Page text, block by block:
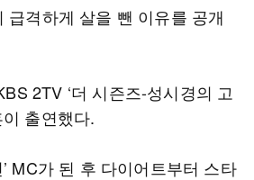
급격하게 살을 뺀 이유를 공개
2TV ‘더 시즌즈-성시경의 고
출연했다.
MC가 된 후 다이어트부터 스타